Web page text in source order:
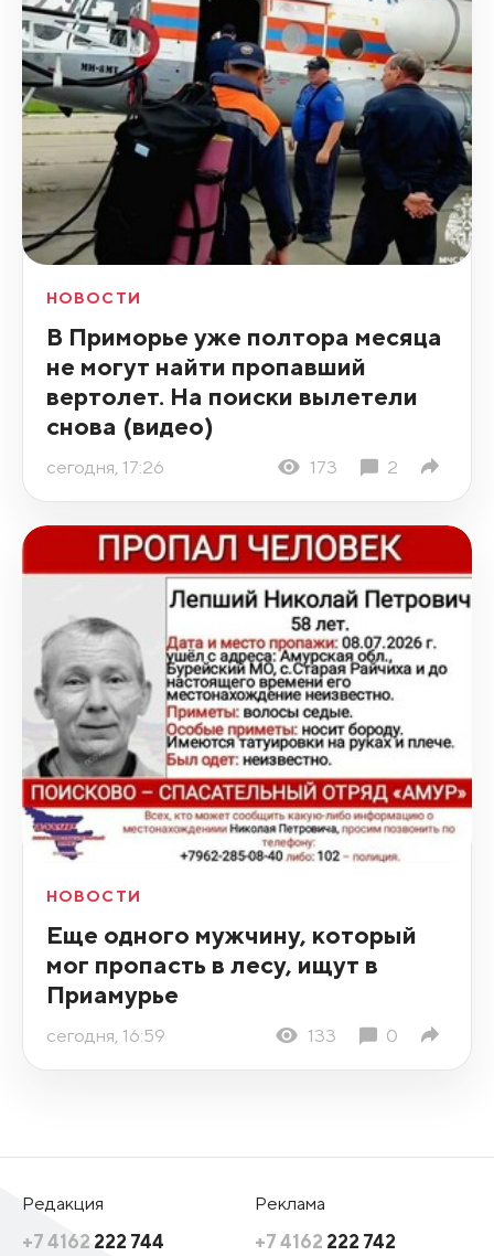
НОВОСТИ
В Приморье уже полтора месяца
не могут найти пропавший
вертолет. На поиски вылетели
снова (видео)
сегодня, 17:26 173 2
НОВОСТИ
Еще одного мужчину, который
мог пропасть в лесу, ищут в
Приамурье
сегодня, 16:59 133 0
Редакция
+7 4162 222 744
Реклама
+7 4162 222 742